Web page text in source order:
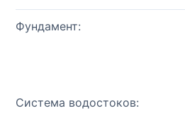
Фундамент:
Система водостоков: